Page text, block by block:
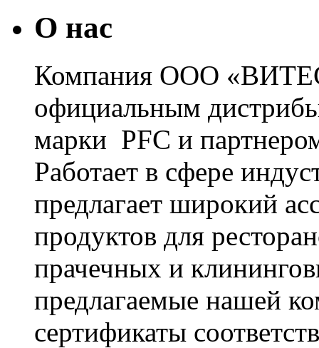
О нас
Компания ООО
официальным
марки PFC и
Работает в сфере
предлагает широкий
продуктов для
прачечных и
предлагаемые нашей
сертификаты